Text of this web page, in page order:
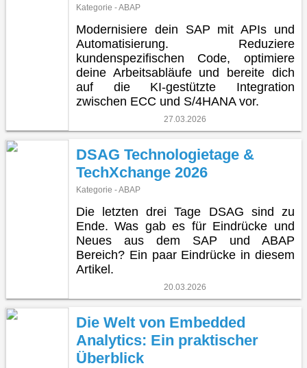
Kategorie - ABAP
Modernisiere dein SAP mit APIs und
Automatisierung. Reduziere
kundenspezifischen Code, optimiere
deine Arbeitsabläufe und bereite dich
auf die KI-gestützte Integration
zwischen ECC und S/4HANA vor.
27.03.2026
DSAG Technologietage &
TechXchange 2026
Kategorie - ABAP
Die letzten drei Tage DSAG sind zu
Ende. Was gab es für Eindrücke und
Neues aus dem SAP und ABAP
Bereich? Ein paar Eindrücke in diesem
Artikel.
20.03.2026
Die Welt von Embedded
Analytics: Ein praktischer
Überblick